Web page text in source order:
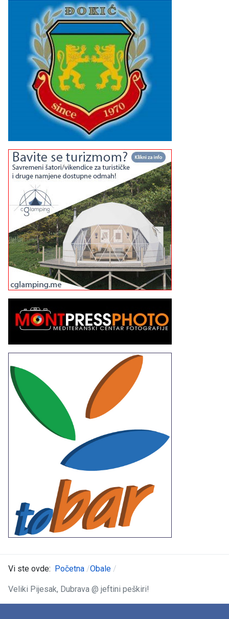
Vi ste ovde: Početna Obale
Veliki Pijesak, Dubrava @ jeftini peškiri!